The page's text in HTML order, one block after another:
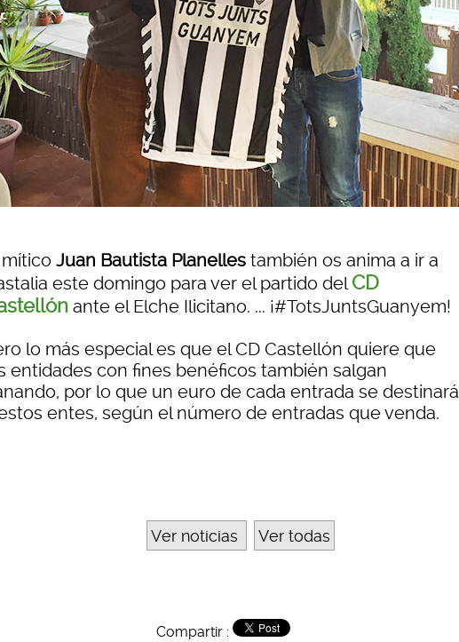
mítico Juan Bautista Planelles también os anima a ir a
este domingo para ver el partido delCD
ante el Elche Ilicitano. ... ¡#TotsJuntsGuanyem!
lo más especial es que el CD Castellón quiere que
entidades con fines benéficos también salgan
por lo que un euro de cada entrada se destinará
entes, según el número de entradas que venda.
Ver noticias Ver todas
Compartir :